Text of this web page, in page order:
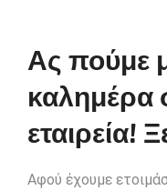
Ας πούμε
καλημέρα
εταιρεία!
Αφού έχουμε